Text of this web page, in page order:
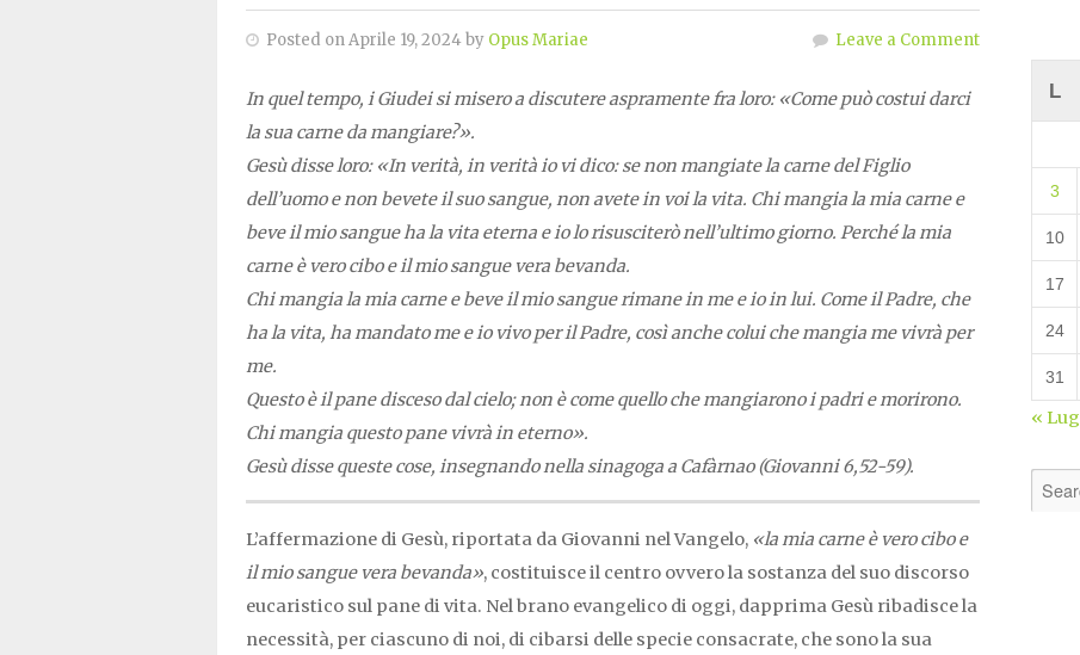
Posted on Aprile 19, 2024 by Opus Mariae Leave a Comment
In quel tempo, i Giudei si misero a discutere aspramente fra loro: «Come può costui darci
la sua carne da mangiare?».
Gesù disse loro: «In verità, in verità io vi dico: se non mangiate la carne del Figlio
dell’uomo e non bevete il suo sangue, non avete in voi la vita. Chi mangia la mia carne e
beve il mio sangue ha la vita eterna e io lo risusciterò nell’ultimo giorno. Perché la mia
carne è vero cibo e il mio sangue vera bevanda.
Chi mangia la mia carne e beve il mio sangue rimane in me e io in lui. Come il Padre, che
ha la vita, ha mandato me e io vivo per il Padre, così anche colui che mangia me vivrà per
me.
Questo è il pane disceso dal cielo; non è come quello che mangiarono i padri e morirono.
Chi mangia questo pane vivrà in eterno».
Gesù disse queste cose, insegnando nella sinagoga a Cafàrnao (Giovanni 6,52-59).
L’affermazione di Gesù, riportata da Giovanni nel Vangelo, «la mia carne è vero cibo e
il mio sangue vera bevanda», costituisce il centro ovvero la sostanza del suo discorso
eucaristico sul pane di vita. Nel brano evangelico di oggi, dapprima Gesù ribadisce la
necessità, per ciascuno di noi, di cibarsi delle specie consacrate, che sono la sua
L
3
10
17
24
31
« Lug